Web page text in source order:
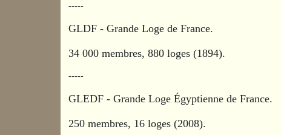
-----
GLDF - Grande Loge de Fran­ce.
34 000 membres, 880 loges (1894).
-----
GLEDF - Grande Loge Égyptienne de France.
250 membres, 16 loges (2008).